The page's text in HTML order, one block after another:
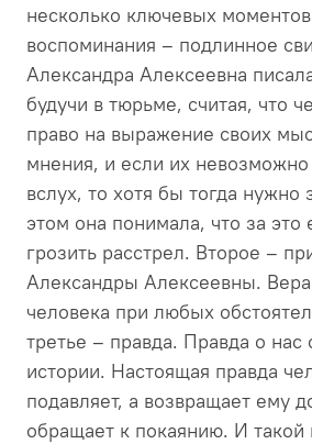
несколько ключевых
воспоминания – подлинное
Александра Алексеевна
будучи в тюрьме, считая, что
право на выражение своих
мнения, и если их невозможно
вслух, то хотя бы тогда нужно
этом она понимала, что за
грозить расстрел. Второе –
Александры Алексеевны.
человека при любых
третье – правда. Правда о
истории. Настоящая правда
подавляет, а возвращает ему
обращает к покаянию. И